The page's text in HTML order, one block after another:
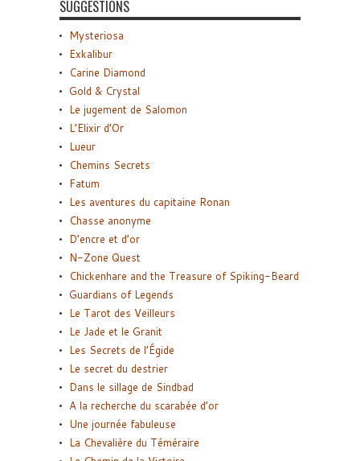
SUGGESTIONS
Mysteriosa
Exkalibur
Carine Diamond
Gold & Crystal
Le jugement de Salomon
L’Elixir d’Or
Lueur
Chemins Secrets
Fatum
Les aventures du capitaine Ronan
Chasse anonyme
D’encre et d’or
N-Zone Quest
Chickenhare and the Treasure of Spiking-Beard
Guardians of Legends
Le Tarot des Veilleurs
Le Jade et le Granit
Les Secrets de l’Égide
Le secret du destrier
Dans le sillage de Sindbad
A la recherche du scarabée d’or
Une journée fabuleuse
La Chevalière du Téméraire